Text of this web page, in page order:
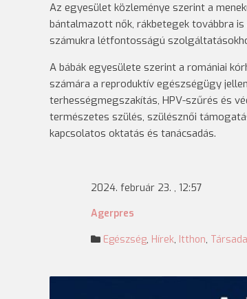
Az egyesület közleménye szerint a
bántalmazott nők, rákbetegek továbbra
számukra létfontosságú
A bábák egyesülete szerint a romániai
számára a reproduktív egészségügy
terhességmegszakítás, HPV-szűrés és
természetes szülés, szülésznői
kapcsolatos oktatás és tanácsadás.
2024. február 23. , 12:57
Agerpres
Egészség, Hírek, Itthon,